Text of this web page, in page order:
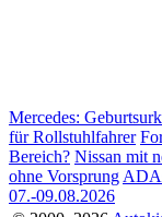
Mercedes:
für Rollstuhlfahrer
Bereich? Nissan mit
ohne Vorsprung
07.-09.08.2026